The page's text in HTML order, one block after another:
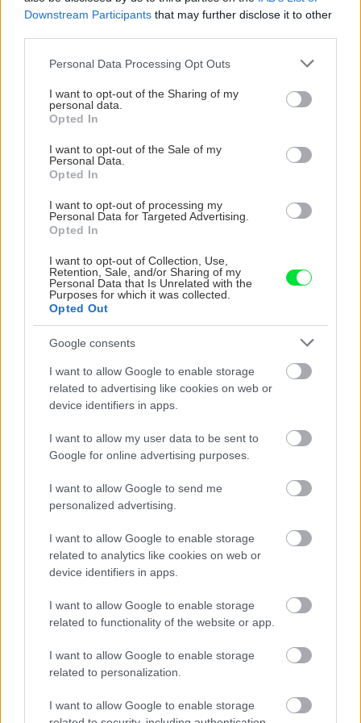
Downstream Participants that may further disclose it to other
Please note that this website/app uses one or more Google
not limited to your visit or usage behaviour. You may click to
grant or deny consent to Google and its third-party tags to
use your data for below specified purposes in below Google
consent section.
Personal Data Processing Opt Outs
I want to opt-out of the Sharing of my
personal data.
Opted In
I want to opt-out of the Sale of my
Personal Data.
Opted In
I want to opt-out of processing my
Personal Data for Targeted Advertising.
Opted In
I want to opt-out of Collection, Use,
Retention, Sale, and/or Sharing of my
Personal Data that Is Unrelated with the
Purposes for which it was collected.
Opted Out
Google consents
I want to allow Google to enable storage
related to advertising like cookies on web or
device identifiers in apps.
I want to allow my user data to be sent to
Google for online advertising purposes.
I want to allow Google to send me
personalized advertising.
I want to allow Google to enable storage
related to analytics like cookies on web or
device identifiers in apps.
I want to allow Google to enable storage
related to functionality of the website or app.
I want to allow Google to enable storage
related to personalization.
I want to allow Google to enable storage
CHALUPA
Na Morave prerobila
nepoznanie: Keď
vojdete dnu, zabudnete,
že nie ste v Toskánsku
Slovák sa nebál a v
Čičmanoch si postavil
montovaný domček v
Temné stránky chalúp:
10 najčastejších
vás môžu nepríjemne
prekvapiť
Žena, búracie kladivo a
premena zrubu z roku
1654 sa nevidí každý
deň!
DOM